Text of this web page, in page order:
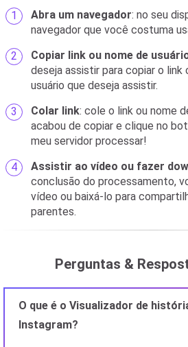
Abra um navegador: no seu
navegador que você costuma
Copiar link ou nome de
deseja assistir para copiar o link
usuário que deseja assistir.
Colar link: cole o link ou nome
acabou de copiar e clique no
meu servidor processar!
Assistir ao vídeo ou fazer
conclusão do processamento,
vídeo ou baixá-lo para
parentes.
Perguntas &
O que é o Visualizador de
Instagram?